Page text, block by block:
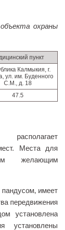
охраны
пункт
Калмыкия, г.
ул. им. Буденного
С.М., д. 18
47.5
Места для
желающим
имеет
передвижения
установлена
установлены